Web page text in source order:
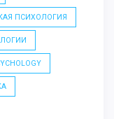
ПСИХОЛОГИЯ